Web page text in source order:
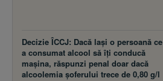
Decizie ÎCCJ: Dacă laşi o persoană ce
a consumat alcool să îţi conducă
maşina, răspunzi penal doar dacă
alcoolemia şoferului trece de 0,80 g/l